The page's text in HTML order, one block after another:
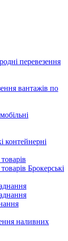
перевезення
вантажів по
контейнерні
Брокерські
наливних